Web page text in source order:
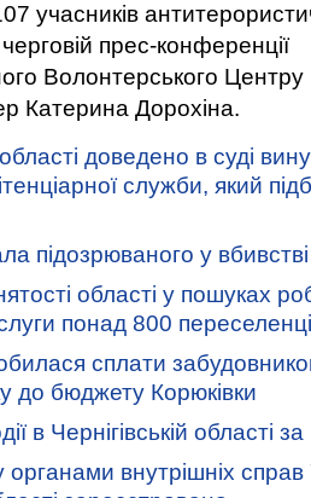
учасників
прес-конференції
Волонтерського Центру
Катерина Дорохіна.
доведено в суді
служби, який
підозрюваного у
області у пошуках
понад 800
сплати
до бюджету Корюківки
в Чернігівській області
внутрішніх